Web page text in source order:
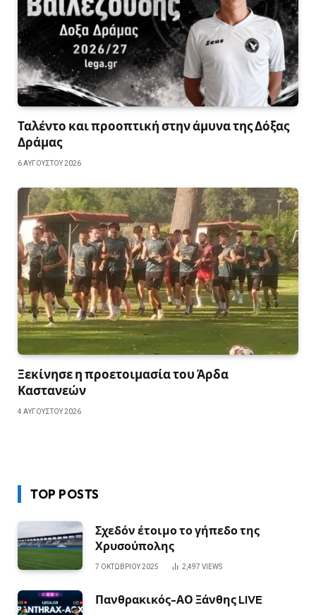
Ταλέντο και προοπτική στην άμυνα της Δόξας
Δράμας
6 ΑΥΓΟΎΣΤΟΥ 2026
Ξεκίνησε η προετοιμασία του Άρδα
Καστανεών
4 ΑΥΓΟΎΣΤΟΥ 2026
TOP POSTS
Σχεδόν έτοιμο το γήπεδο της
Χρυσούπολης
7 ΟΚΤΩΒΡΊΟΥ 2025 2,497 VIEWS
Πανθρακικός-ΑΟ Ξάνθης LIVE